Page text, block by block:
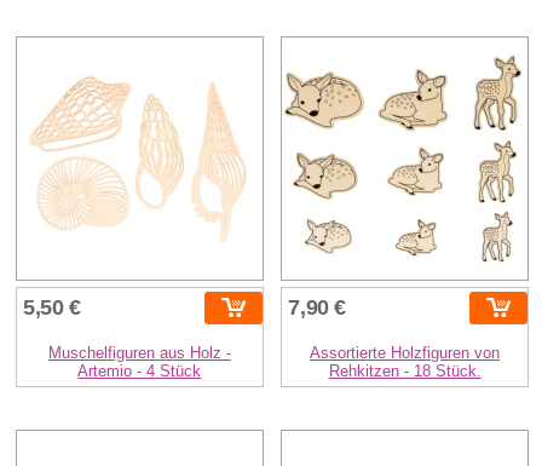
5,50 €
Muschelfiguren aus Holz -
Artemio - 4 Stück
7,90 €
Assortierte Holzfiguren von
Rehkitzen - 18 Stück.